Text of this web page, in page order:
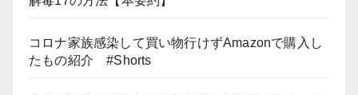
コロナ家族感染して買い物行けずAmazonで購入し
たもの紹介 #Shorts